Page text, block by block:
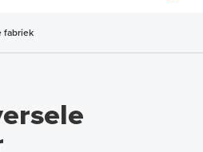
fabriek